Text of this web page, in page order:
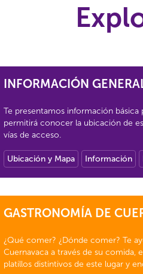
INFORMACIÓN
Te presentamos información básica
permitirá conocer la ubicación de
vías de acceso.
Ubicación y Mapa Información
GASTRONOMÍA DE
¿Qué comer? ¿Dónde comer? Te
Cuernavaca a través de su comida,
platillos distintivos de este lugar y